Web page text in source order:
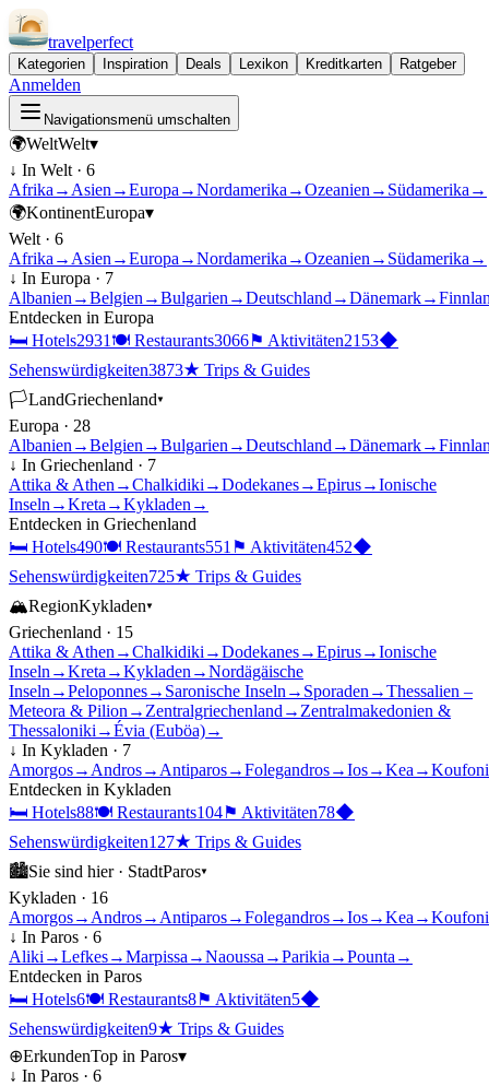
travelperfect
Kategorien Inspiration Deals Lexikon Kreditkarten Ratgeber
Anmelden
Navigationsmenü umschalten
🌍WeltWelt▾
↓ In Welt · 6
Afrika → Asien →Europa →Nordamerika →Ozeanien → Südamerika →
🌍KontinentEuropa▾
Welt · 6
Afrika → Asien →Europa →Nordamerika →Ozeanien → Südamerika →
↓ In Europa · 7
Albanien →Belgien →Bulgarien →Deutschland →Dänemark→
Entdecken in Europa
🛏 Hotels2931 🍽 Restaurants3066⚑ Aktivitäten2153◆
Sehenswürdigkeiten3873★ Trips & Guides
🏳LandGriechenland▾
Europa · 28
Albanien →Belgien →Bulgarien →Deutschland →Dänemark→
↓ In Griechenland · 7
Attika & Athen →Chalkidiki →Dodekanes→Epirus→Ionische
Inseln →Kreta →Kykladen →
Entdecken in Griechenland
🛏 Hotels490🍽 Restaurants551 ⚑ Aktivitäten452◆
Sehenswürdigkeiten725★ Trips & Guides
🏔RegionKykladen▾
Griechenland · 15
Attika & Athen →Chalkidiki →Dodekanes→Epirus→Ionische
Inseln →Kreta →Kykladen →Nordägäische
Inseln →Peloponnes→ Saronische Inseln → Sporaden →Thessalien –
Meteora & Pilion → Zentralgriechenland → Zentralmakedonien &
Thessaloniki →Évia (Euböa)→
↓ In Kykladen · 7
Amorgos→ Andros→ Antiparos→Folegandros→Ios→Kea →
Entdecken in Kykladen
🛏 Hotels88🍽 Restaurants104⚑ Aktivitäten78◆
Sehenswürdigkeiten127★ Trips & Guides
🏙Sie sind hier · StadtParos▾
Kykladen · 16
Amorgos→ Andros→ Antiparos→Folegandros→Ios→Kea →
↓ In Paros · 6
Aliki →Lefkes→Marpissa →Naoussa →Parikia →Pounta →
Entdecken in Paros
🛏 Hotels6🍽 Restaurants8⚑ Aktivitäten5◆
Sehenswürdigkeiten9★ Trips & Guides
⊕ErkundenTop in Paros▾
↓ In Paros · 6